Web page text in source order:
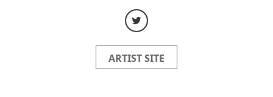
ARTIST SITE